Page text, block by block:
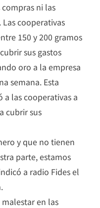
ni las
cooperativas
150 y 200 gramos
sus gastos
oro a la empresa
semana. Esta
las cooperativas a
cubrir sus
y que no tienen
parte, estamos
a radio Fides el
en las